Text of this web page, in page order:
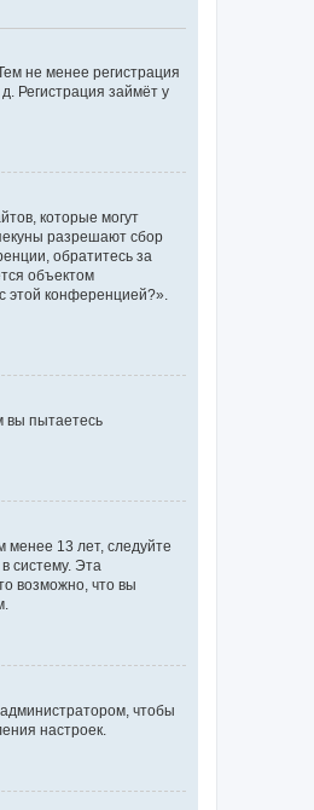
не менее регистрация
Регистрация займёт у
которые могут
разрешают сбор
обратитесь за
объектом
этой конференцией?».
вы пытаетесь
менее 13 лет, следуйте
систему. Эта
возможно, что вы
чтобы
настроек.